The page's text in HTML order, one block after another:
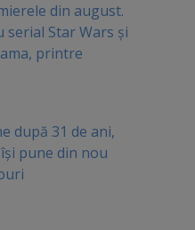
din august.
serial Star Wars și
printre
după 31 de ani,
pune din nou